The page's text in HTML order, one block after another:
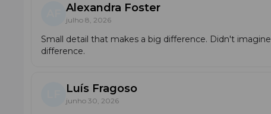
Alexandra Foster
julho 8, 2026
Small detail that makes a big difference. Didn't
difference.
Luís Fragoso
junho 30, 2026